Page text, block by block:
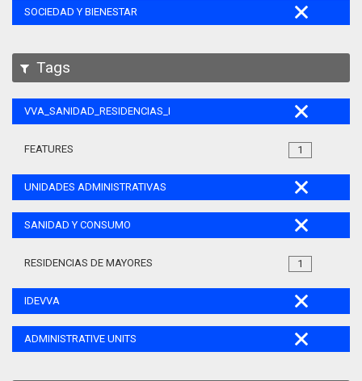
SOCIEDAD Y BIENESTAR
Tags
VVA_SANIDAD_RESIDENCIAS_MAYORES_105
1
FEATURES
UNIDADES ADMINISTRATIVAS
SANIDAD Y CONSUMO
1
RESIDENCIAS DE MAYORES
IDEVVA
ADMINISTRATIVE UNITS